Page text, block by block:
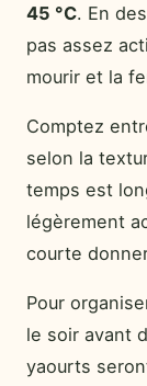
45 °C. En
pas assez
mourir et la
Comptez
selon la
temps est
légèrement
courte
Pour
le soir avant
yaourts